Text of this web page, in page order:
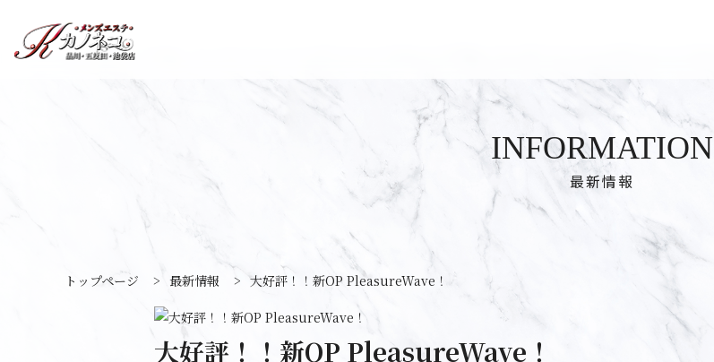
最新情報
INFORMATION
トップページ > 最新情報 > 大好評！！新OP PleasureWave！
大好評！！新OP PleasureWave！